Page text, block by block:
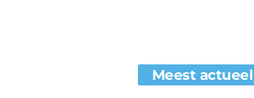
Meest actueel